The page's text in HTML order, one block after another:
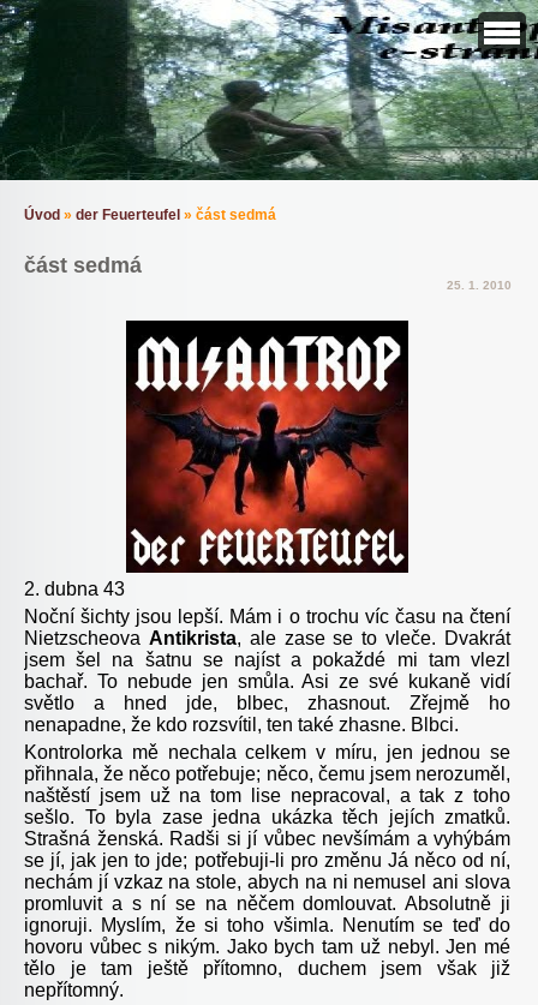
Úvod » der Feuerteufel » část sedmá
část sedmá
25. 1. 2010
2. dubna 43
Noční šichty jsou lepší. Mám i o trochu víc času na čtení
Nietzscheova Antikrista, ale zase se to vleče. Dvakrát
jsem šel na šatnu se najíst a pokaždé mi tam vlezl
bachař. To nebude jen smůla. Asi ze své kukaně vidí
světlo a hned jde, blbec, zhasnout. Zřejmě ho
nenapadne, že kdo rozsvítil, ten také zhasne. Blbci.
Kontrolorka mě nechala celkem v míru, jen jednou se
přihnala, že něco potřebuje; něco, čemu jsem nerozuměl,
naštěstí jsem už na tom lise nepracoval, a tak z toho
sešlo. To byla zase jedna ukázka těch jejích zmatků.
Strašná ženská. Radši si jí vůbec nevšímám a vyhýbám
se jí, jak jen to jde; potřebuji-li pro změnu Já něco od ní,
nechám jí vzkaz na stole, abych na ni nemusel ani slova
promluvit a s ní se na něčem domlouvat. Absolutně ji
ignoruji. Myslím, že si toho všimla. Nenutím se teď do
hovoru vůbec s nikým. Jako bych tam už nebyl. Jen mé
tělo je tam ještě přítomno, duchem jsem však již
nepřítomný.